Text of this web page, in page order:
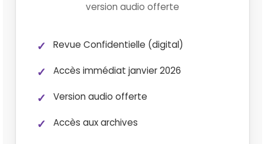
version audio offerte
Revue Confidentielle (digital)
Accès immédiat janvier 2026
Version audio offerte
Accès aux archives